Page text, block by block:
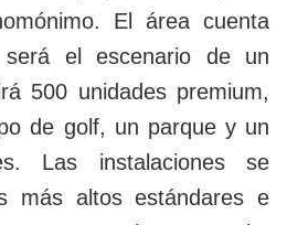
El área cuenta
el escenario de un
500 unidades premium,
de golf, un parque y un
Las instalaciones se
más altos estándares e